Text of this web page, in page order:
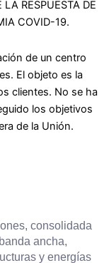
RESPUESTA DE
COVID-19.
de un centro
El objeto es la
clientes. No se ha
los objetivos
de la Unión.
consolidada
ancha,
y energías